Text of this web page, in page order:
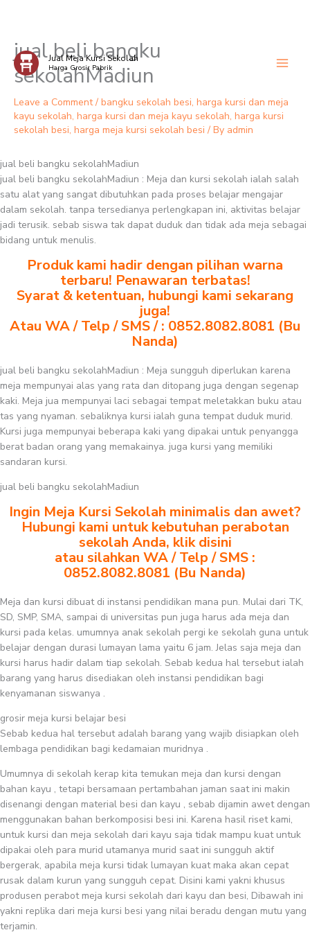
Skip
content
Jual Meja Kursi Sekolah
Harga Grosir Pabrik
jual beli bangku
sekolahMadiun
Leave a Comment / bangku sekolah besi, harga kursi dan meja
kayu sekolah, harga kursi dan meja kayu sekolah, harga kursi
sekolah besi, harga meja kursi sekolah besi / By admin
jual beli bangku sekolahMadiun
jual beli bangku sekolahMadiun : Meja dan kursi sekolah ialah salah
satu alat yang sangat dibutuhkan pada proses belajar mengajar
dalam sekolah. tanpa tersedianya perlengkapan ini, aktivitas belajar
jadi terusik. sebab siswa tak dapat duduk dan tidak ada meja sebagai
bidang untuk menulis.
Produk kami hadir dengan pilihan warna
terbaru! Penawaran terbatas!
Syarat & ketentuan, hubungi kami sekarang
juga!
Atau WA / Telp / SMS / : 0852.8082.8081 (Bu
Nanda)
jual beli bangku sekolahMadiun : Meja sungguh diperlukan karena
meja mempunyai alas yang rata dan ditopang juga dengan segenap
kaki. Meja jua mempunyai laci sebagai tempat meletakkan buku atau
tas yang nyaman. sebaliknya kursi ialah guna tempat duduk murid.
Kursi juga mempunyai beberapa kaki yang dipakai untuk penyangga
berat badan orang yang memakainya. juga kursi yang memiliki
sandaran kursi.
jual beli bangku sekolahMadiun
Ingin Meja Kursi Sekolah minimalis dan awet?
Hubungi kami untuk kebutuhan perabotan
sekolah Anda, klik disini
atau silahkan WA / Telp / SMS :
0852.8082.8081 (Bu Nanda)
Meja dan kursi dibuat di instansi pendidikan mana pun. Mulai dari TK,
SD, SMP, SMA, sampai di universitas pun juga harus ada meja dan
kursi pada kelas. umumnya anak sekolah pergi ke sekolah guna untuk
belajar dengan durasi lumayan lama yaitu 6 jam. Jelas saja meja dan
kursi harus hadir dalam tiap sekolah. Sebab kedua hal tersebut ialah
barang yang harus disediakan oleh instansi pendidikan bagi
kenyamanan siswanya .
grosir meja kursi belajar besi
Sebab kedua hal tersebut adalah barang yang wajib disiapkan oleh
lembaga pendidikan bagi kedamaian muridnya .
Umumnya di sekolah kerap kita temukan meja dan kursi dengan
bahan kayu , tetapi bersamaan pertambahan jaman saat ini makin
disenangi dengan material besi dan kayu , sebab dijamin awet dengan
menggunakan bahan berkomposisi besi ini. Karena hasil riset kami,
untuk kursi dan meja sekolah dari kayu saja tidak mampu kuat untuk
dipakai oleh para murid utamanya murid saat ini sungguh aktif
bergerak, apabila meja kursi tidak lumayan kuat maka akan cepat
rusak dalam kurun yang sungguh cepat. Disini kami yakni khusus
produsen perabot meja kursi sekolah dari kayu dan besi, Dibawah ini
yakni replika dari meja kursi besi yang nilai beradu dengan mutu yang
terjamin.